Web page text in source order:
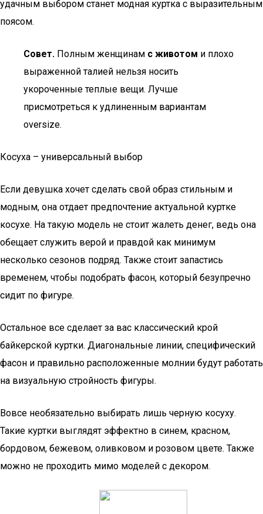
удачным выбором станет модная куртка с выразительным
поясом.
Совет. Полным женщинам с животом и плохо
выраженной талией нельзя носить
укороченные теплые вещи. Лучше
присмотреться к удлиненным вариантам
oversize.
Косуха – универсальный выбор
Если девушка хочет сделать свой образ стильным и
модным, она отдает предпочтение актуальной куртке
косухе. На такую модель не стоит жалеть денег, ведь она
обещает служить верой и правдой как минимум
несколько сезонов подряд. Также стоит запастись
временем, чтобы подобрать фасон, который безупречно
сидит по фигуре.
Остальное все сделает за вас классический крой
байкерской куртки. Диагональные линии, специфический
фасон и правильно расположенные молнии будут работать
на визуальную стройность фигуры.
Вовсе необязательно выбирать лишь черную косуху.
Такие куртки выглядят эффектно в синем, красном,
бордовом, бежевом, оливковом и розовом цвете. Также
можно не проходить мимо моделей с декором.